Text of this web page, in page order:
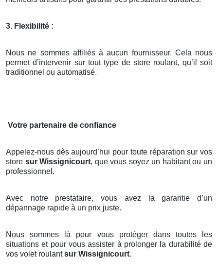
3. Flexibilité :
Nous ne sommes affiliés à aucun fournisseur. Cela nous
permet d’intervenir sur tout type de store roulant, qu’il soit
traditionnel ou automatisé.
Votre partenaire de confiance
Appelez-nous dès aujourd’hui pour toute réparation sur vos
store sur Wissignicourt, que vous soyez un habitant ou un
professionnel.
Avec notre prestataire, vous avez la garantie d’un
dépannage rapide à un prix juste.
Nous sommes là pour vous protéger dans toutes les
situations et pour vous assister à prolonger la durabilité de
vos volet roulantsur Wissignicourt.